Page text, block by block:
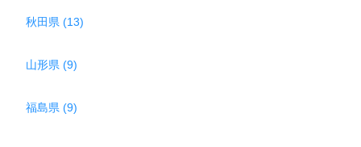
秋田県 (13)
山形県 (9)
福島県 (9)